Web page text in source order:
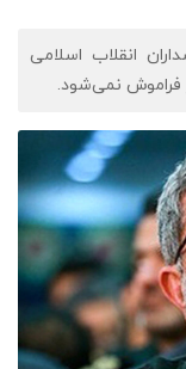
انقلاب اسلامی
نمی‌شود.